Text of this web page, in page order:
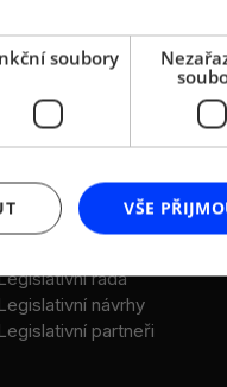
LEGISLATIVA
rada
Legislativní návrhy
Legislativní partneři
soubory
VŠE